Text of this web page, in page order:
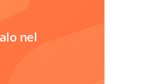
nel